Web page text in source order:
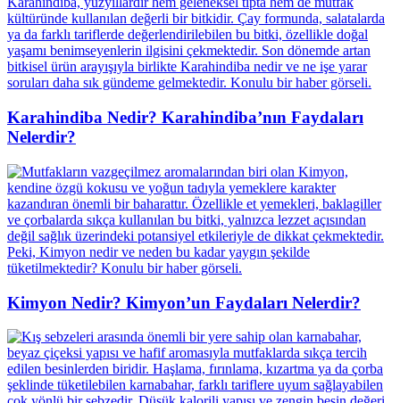
Karahindiba Nedir? Karahindiba’nın Faydaları
Nelerdir?
Kimyon Nedir? Kimyon’un Faydaları Nelerdir?